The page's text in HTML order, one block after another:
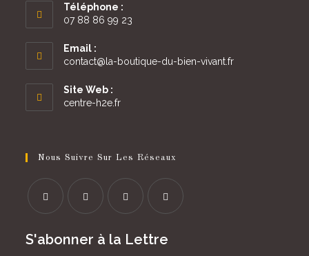
Téléphone :
07 88 86 99 23
Email :
contact@la-boutique-du-bien-vivant.frS’ouvre
Site Web :
centre-h2e.fr
Nous Suivre Sur Les Réseaux
dans
dans
dans
dans
S'abonner à la Lettre